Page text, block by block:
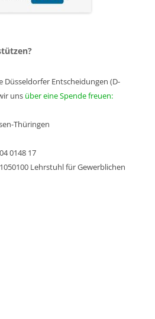
Düsseldorfer Entscheidungen (D-
uns über eine Spende freuen:
Thüringen
0148 17
Lehrstuhl für Gewerblichen